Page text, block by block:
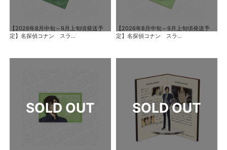
【2026年8月中旬～9月上旬頃発送予
定】名探偵コナン スラ...
【2026年8月中旬～9月上旬頃発送予
定】名探偵コナン スラ...